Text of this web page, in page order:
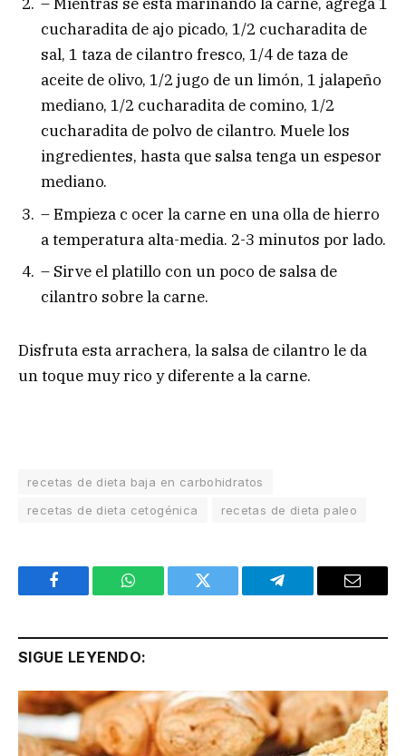
cucharadita de ajo picado, 1/2 cucharadita de
sal, 1 taza de cilantro fresco, 1/4 de taza de
aceite de olivo, 1/2 jugo de un limón, 1 jalapeño
mediano, 1/2 cucharadita de comino, 1/2
cucharadita de polvo de cilantro. Muele los
ingredientes, hasta que salsa tenga un espesor
mediano.
– Empieza c ocer la carne en una olla de hierro
a temperatura alta-media. 2-3 minutos por lado.
– Sirve el platillo con un poco de salsa de
cilantro sobre la carne.
Disfruta esta arrachera, la salsa de cilantro le da
un toque muy rico y diferente a la carne.
recetas de dieta baja en carbohidratos
recetas de dieta cetogénica
recetas de dieta paleo
Facebook WhatsApp Twitter Telegram Email
SIGUE LEYENDO: